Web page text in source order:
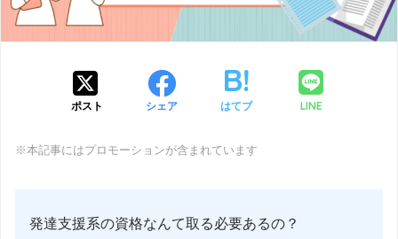
ポスト シェア はてブ LINE
※本記事にはプロモーションが含まれています
発達支援系の資格なんて取る必要あるの？